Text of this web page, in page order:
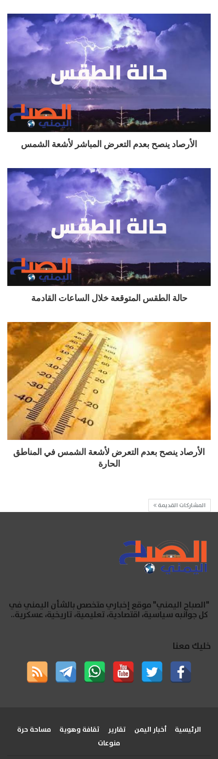
الأرصاد ينصح بعدم التعرض المباشر لأشعة الشمس
حالة الطقس المتوقعة خلال الساعات القادمة
الأرصاد ينصح بعدم التعرض لأشعة الشمس في المناطق
الحارة
المشاركات القديمة
"الصباح اليمني" موقع إخباري متخصص بالشأن اليمني في
كل جوانبه سياسية، اقتصادية، تعليمية، تاريخية، عسكرية..
خليك معنا
الرئيسية أخبار اليمن تقارير ثقافة وهوية
مساحة حرة
منوعات